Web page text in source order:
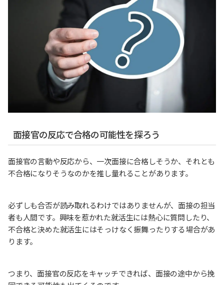
面接官の反応で合格の可能性を探ろう
面接官の言動や反応から、一次面接に合格しそうか、それとも
不合格になりそうなのかを推し量れることがあります。
必ずしも合否が読み取れるわけではありませんが、面接の担当
者も人間です。興味を惹かれた就活生には熱心に質問したり、
不合格と決めた就活生にはそっけなく振舞ったりする場合があ
ります。
つまり、面接官の反応をキャッチできれば、面接の途中から挽